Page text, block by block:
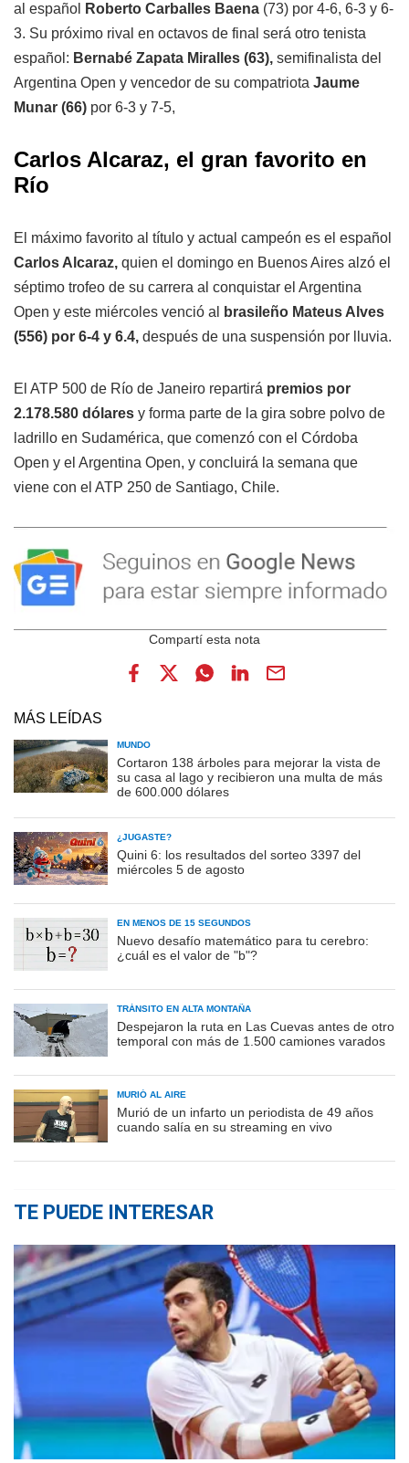
al español
Roberto Carballes Baena (73) por 4-6, 6-3 y 6-
3. Su próximo rival en octavos de final será otro tenista
español: Bernabé Zapata Miralles (63), semifinalista del
Argentina Open y vencedor de su compatriota Jaume
Munar (66) por 6-3 y 7-5,
Carlos Alcaraz, el gran favorito en
Río
El máximo favorito al título y actual campeón es el español
Carlos Alcaraz, quien el domingo en Buenos Aires alzó el
séptimo trofeo de su carrera al conquistar el Argentina
Open y este miércoles venció al
brasileño Mateus Alves
(556) por 6-4 y 6.4, después de una suspensión por lluvia.
El ATP 500 de Río de Janeiro repartirá premios por
2.178.580 dólares y forma parte de la gira sobre polvo de
ladrillo en Sudamérica, que comenzó con el Córdoba
Open y el Argentina Open, y concluirá la semana que
viene con el ATP 250 de Santiago, Chile.
MÁS LEÍDAS
MUNDO
Cortaron 138 árboles para mejorar la vista de
su casa al lago y recibieron una multa de más
de 600.000 dólares
¿JUGASTE?
Quini 6: los resultados del sorteo 3397 del
miércoles 5 de agosto
EN MENOS DE 15 SEGUNDOS
Nuevo desafío matemático para tu cerebro:
¿cuál es el valor de "b"?
TRÁNSITO EN ALTA MONTAÑA
Despejaron la ruta en Las Cuevas antes de otro
temporal con más de 1.500 camiones varados
MURIÓ AL AIRE
Murió de un infarto un periodista de 49 años
cuando salía en su streaming en vivo
TE PUEDE INTERESAR